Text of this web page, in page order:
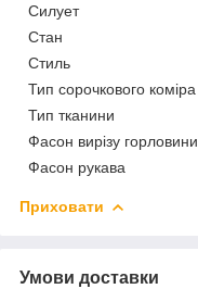
Силует
Стан
Стиль
Тип сорочкового коміра
Тип тканини
Фасон вирізу горловини
Фасон рукава
Приховати
Умови доставки